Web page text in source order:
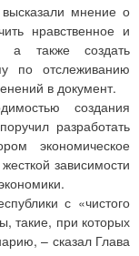
мнение о
нравственное и
а также создать
по отслеживанию
в документ.
создания
разработать
экономическое
зависимости
с «чистого
такие, при которых
– сказал Глава